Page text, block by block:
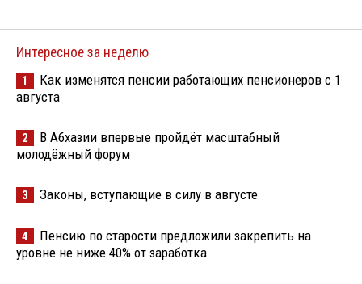
Интересное за неделю
1
Как изменятся пенсии работающих пенсионеров с 1
августа
2
В Абхазии впервые пройдёт масштабный
молодёжный форум
3 Законы, вступающие в силу в августе
4
Пенсию по старости предложили закрепить на
уровне не ниже 40% от заработка